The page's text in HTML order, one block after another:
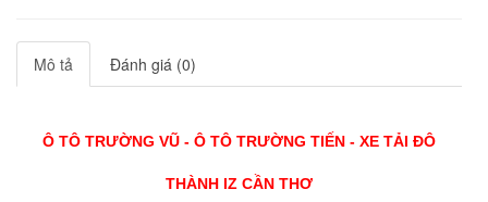
Mô tả Đánh giá (0)
Ô TÔ TRƯỜNG VŨ - Ô TÔ TRƯỜNG TIẾN - XE TẢI ĐÔ
THÀNH IZ CẦN THƠ